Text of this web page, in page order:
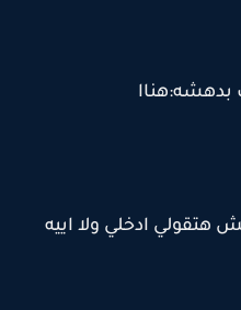
هتقولي ادخلي ولا اييه